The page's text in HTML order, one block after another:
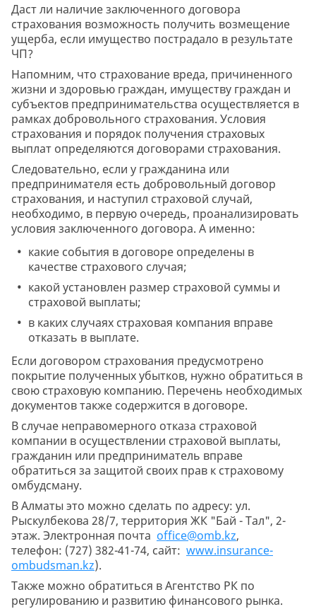
Даст ли наличие заключенного договора
страхования возможность получить возмещение
ущерба, если имущество пострадало в результате
ЧП?
Напомним, что страхование вреда, причиненного
жизни и здоровью граждан, имуществу граждан и
субъектов предпринимательства осуществляется в
рамках добровольного страхования. Условия
страхования и порядок получения страховых
выплат определяются договорами страхования.
Следовательно, если у гражданина или
предпринимателя есть добровольный договор
страхования, и наступил страховой случай,
необходимо, в первую очередь, проанализировать
условия заключенного договора. А именно:
какие события в договоре определены в
качестве страхового случая;
какой установлен размер страховой суммы и
страховой выплаты;
в каких случаях страховая компания вправе
отказать в выплате.
Если договором страхования предусмотрено
покрытие полученных убытков, нужно обратиться в
свою страховую компанию. Перечень необходимых
документов также содержится в договоре.
В случае неправомерного отказа страховой
компании в осуществлении страховой выплаты,
гражданин или предприниматель вправе
обратиться за защитой своих прав к страховому
омбудсману.
В Алматы это можно сделать по адресу: ул.
Рыскулбекова 28/7, территория ЖК "Бай - Тал", 2-
этаж. Электронная почта office@omb.kz,
телефон: (727) 382-41-74, сайт: www.insurance-
ombudsman.kz).
Также можно обратиться в Агентство РК по
регулированию и развитию финансового рынка.